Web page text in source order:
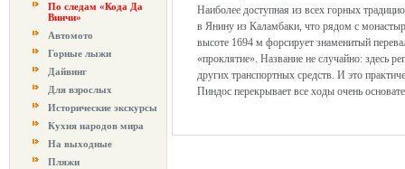
По следам «Кода Да
Винчи»
Автомото
Горные лыжи
Дайвинг
Для взрослых
Исторические экскурсы
Кухня народов мира
На выходные
Пляжи
Наиболее доступная из всех горных
в Янину из Каламбаки, что рядом с
высоте 1694 м форсирует знаменитый
«проклятие». Название не случайно: здесь
других транспортных средств. И это
Пиндос перекрывает все ходы очень